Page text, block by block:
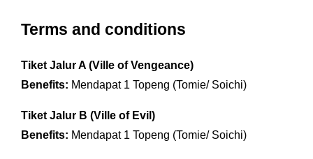
Terms and conditions
Tiket Jalur A (Ville of Vengeance)
Benefits: Mendapat 1 Topeng (Tomie/ Soichi)
Tiket Jalur B (Ville of Evil)
Benefits: Mendapat 1 Topeng (Tomie/ Soichi)